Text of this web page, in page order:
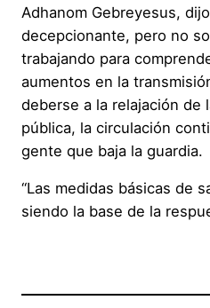
Adhanom Gebreyesus,
decepcionante, pero no
trabajando para
aumentos en la
deberse a la relajación de
pública, la circulación
gente que baja la guardia.
“Las medidas básicas de
siendo la base de la